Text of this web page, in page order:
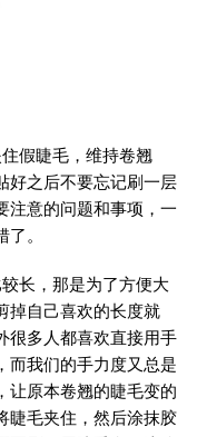
假睫毛，维持卷翘
好之后不要忘记刷一层
注意的问题和事项，一
。
长，那是为了方便大
掉自己喜欢的长度就
很多人都喜欢直接用手
而我们的手力度又总是
让原本卷翘的睫毛变的
睫毛夹住，然后涂抹胶